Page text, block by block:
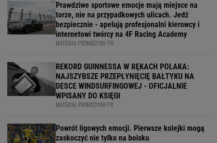
Prawdziwe sportowe emocje mają miejsce na
torze, nie na przypadkowych ulicach. Jedź
bezpiecznie - apelują profesjonalni kierowcy i
internetowi twórcy na 4F Racing Academy
MATERIAŁ PROMOCYJNY PR
REKORD GUINNESSA W RĘKACH POLAKA:
NAJSZYBSZE PRZEPŁYNIĘCIĘ BAŁTYKU NA
DESCE WINDSURFINGOWEJ - OFICJALNIE
WPISANY DO KSIĘGI
MATERIAŁ PROMOCYJNY PR
Powrót ligowych emocji. Pierwsze kolejki mogą
zaskoczyć nie tylko na boisku